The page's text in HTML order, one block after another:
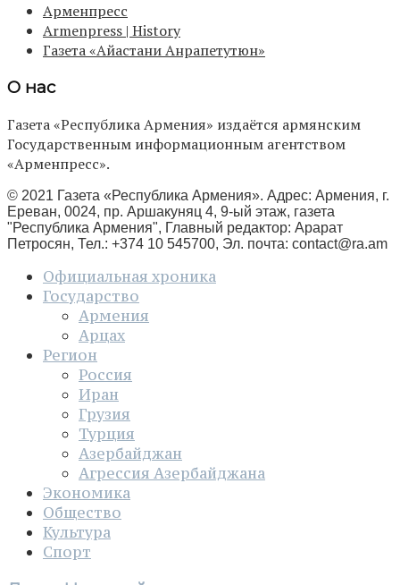
Арменпресс
Armenpress | History
Газета «Айастани Анрапетутюн»
О нас
Газета «Республика Армения» издаётся армянским
Государственным информационным агентством
«Арменпресс».
© 2021 Газета «Республика Армения». Адрес: Армения, г.
Ереван, 0024, пр. Аршакуняц 4, 9-ый этаж, газета
"Республика Армения", Главный редактор: Арарат
Петросян, Тел.: +374 10 545700, Эл. почта: contact@ra.am
Официальная хроника
Государство
Армения
Арцах
Регион
Россия
Иран
Грузия
Турция
Азербайджан
Агрессия Азербайджана
Экономика
Общество
Культура
Спорт